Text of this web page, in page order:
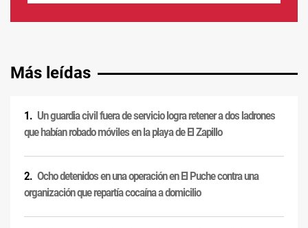
Más leídas
Un guardia civil fuera de servicio logra retener a dos ladrones
que habían robado móviles en la playa de El Zapillo
Ocho detenidos en una operación en El Puche contra una
organización que repartía cocaína a domicilio